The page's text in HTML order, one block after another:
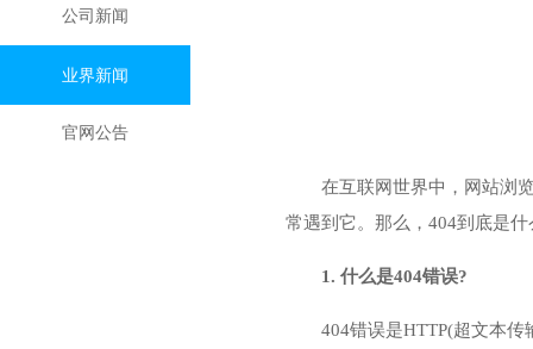
公司新闻
业界新闻
官网公告
在互联网世界中，网站浏
常遇到它。那么，404到底是
1. 什么是404错误?
404错误是HTTP(超文本